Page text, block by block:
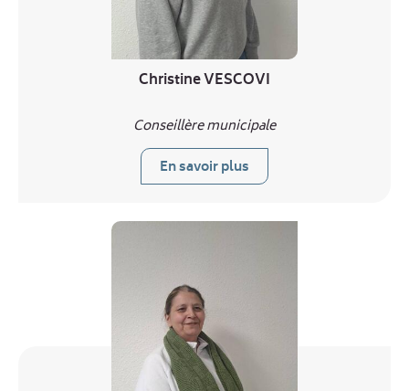
Christine VESCOVI
Conseillère municipale
En savoir plus